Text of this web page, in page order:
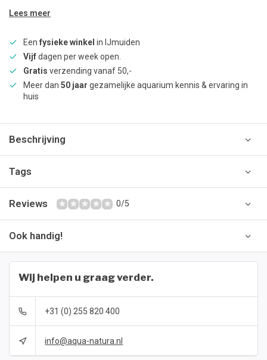
Lees meer
Een fysieke winkel in IJmuiden
Vijfdagen per week open.
Gratis verzending vanaf 50,-
Meer dan 50 jaar gezamelijke aquarium kennis & ervaring in
huis
Beschrijving
Tags
Reviews 0/5
Ook handig!
Wij helpen u graag verder.
+31 (0) 255 820 400
info@aqua-natura.nl